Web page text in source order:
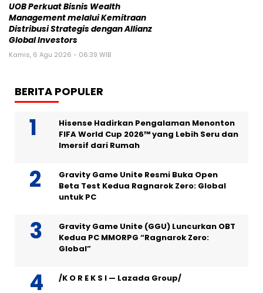
UOB Perkuat Bisnis Wealth
Management melalui Kemitraan
Distribusi Strategis dengan Allianz
Global Investors
Kamis, 6 Agu 2026 - 06:39 WIB
BERITA POPULER
Hisense Hadirkan Pengalaman Menonton
FIFA World Cup 2026™ yang Lebih Seru dan
Imersif dari Rumah
Gravity Game Unite Resmi Buka Open
Beta Test Kedua Ragnarok Zero: Global
untuk PC
Gravity Game Unite (GGU) Luncurkan OBT
Kedua PC MMORPG “Ragnarok Zero:
Global”
/K O R E K S I — Lazada Group/